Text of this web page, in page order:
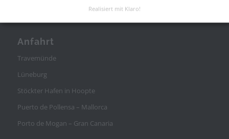
Anfahrt
Travemünde
Lüneburg
Stöckter Hafen in Hoopte
Puerto de Pollensa – Mallorca
Porto de Mogan – Gran Canaria
Realisiert mit Klaro!